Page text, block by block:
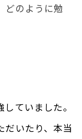
どのように勉
ていました。
だいたり、本当